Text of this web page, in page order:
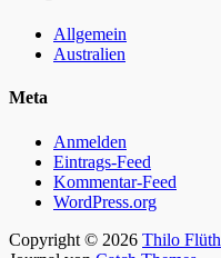
Allgemein
Australien
Meta
Anmelden
Eintrags-Feed
Kommentar-Feed
WordPress.org
Copyright © 2026 Thilo Flüth